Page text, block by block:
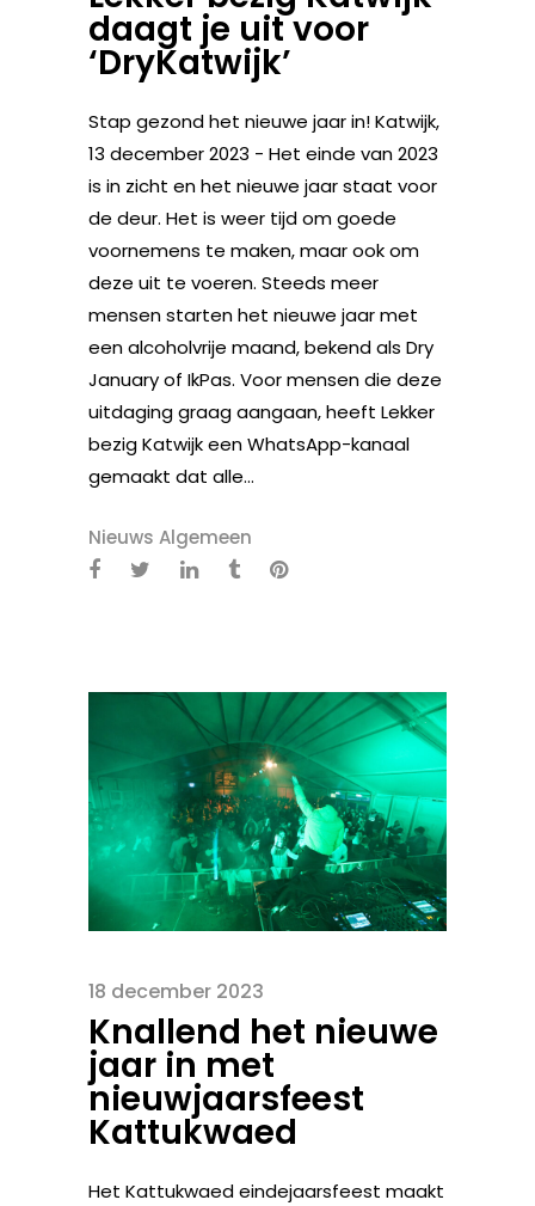
daagt je uit voor
‘DryKatwijk’
Stap gezond het nieuwe jaar in! Katwijk,
13 december 2023 - Het einde van 2023
is in zicht en het nieuwe jaar staat voor
de deur. Het is weer tijd om goede
voornemens te maken, maar ook om
deze uit te voeren. Steeds meer
mensen starten het nieuwe jaar met
een alcoholvrije maand, bekend als Dry
January of IkPas. Voor mensen die deze
uitdaging graag aangaan, heeft Lekker
bezig Katwijk een WhatsApp-kanaal
gemaakt dat alle...
Nieuws Algemeen
18 december 2023
Knallend het nieuwe
jaar in met
nieuwjaarsfeest
Kattukwaed
Het Kattukwaed eindejaarsfeest maakt